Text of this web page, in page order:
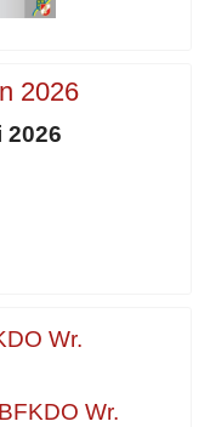
2026
2026
Wr.
Wr.